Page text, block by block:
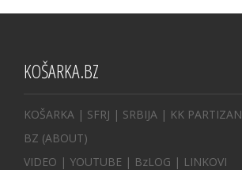
KOŠARKA.BZ
KOŠARKA | SFRJ | SRBIJA | KK PARTIZAN
BZ (ABOUT)
VIDEO | YOUTUBE | BzLOG | LINKOVI